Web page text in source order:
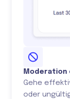
Moderation
Gehe
oder